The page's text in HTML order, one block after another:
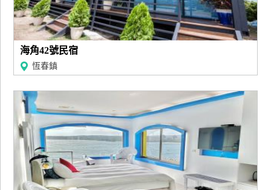
海角42號民宿
恆春鎮